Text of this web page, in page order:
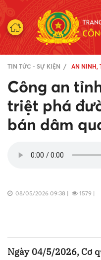
TIN TỨC - SỰ KIỆN AN NINH,
Công an
triệt phá
bán dâm
08/05/2026 09:38 | 1579 |
Ngày 04/5/2026, Cơ